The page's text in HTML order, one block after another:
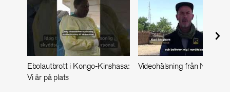
Ebolautbrott i Kongo-Kinshasa:
Vi är på plats
Videohälsning från Nigeria